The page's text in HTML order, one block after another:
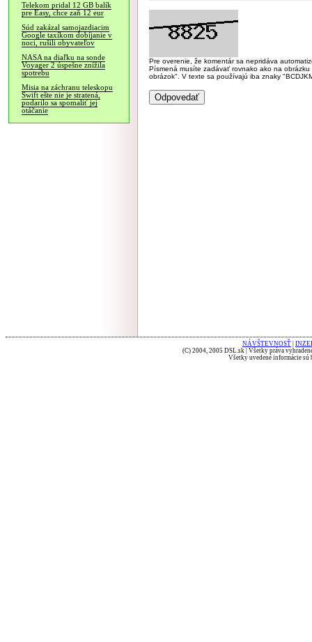
Telekom pridal 12 GB balík
pre Easy, chce zaň 12 eur
Súd zakázal samojazdiacim
Google taxíkom dobíjanie v
noci, rušili obyvateľov
NASA na diaľku na sonde
Voyager 2 úspešne znížila
spotrebu
Misia na záchranu teleskopu
Swift ešte nie je stratená,
podarilo sa spomaliť jej
otáčanie
Pre overenie, že komentár sa nepridáva
Písmená musíte zadávať rovnako ako na
obrázok". V texte sa používajú iba znaky
NÁVŠTEVNOSŤ
(C) 2004, 2005 DSL.sk | Všetky práva
Všetky uvedené informácie sú